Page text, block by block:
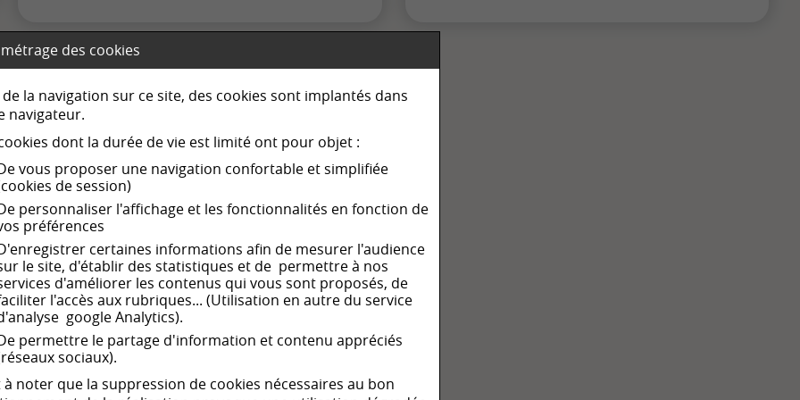
des cookies
de la navigation sur ce site, des cookies sont implantés dans
navigateur.
dont la durée de vie est limité ont pour objet :
vous proposer une navigation confortable et simplifiée
de session)
personnaliser l'affichage et les fonctionnalités en fonction de
préférences
certaines informations afin de mesurer l'audience
le site, d'établir des statistiques et de permettre à nos
d'améliorer les contenus qui vous sont proposés, de
l'accès aux rubriques... (Utilisation en autre du service
google Analytics).
permettre le partage d'information et contenu appréciés
sociaux).
à noter que la suppression de cookies nécessaires au bon